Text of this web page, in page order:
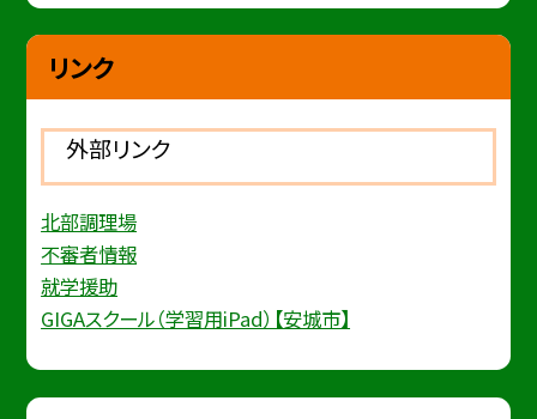
リンク
外部リンク
北部調理場
不審者情報
就学援助
GIGAスクール（学習用iPad）【安城市】